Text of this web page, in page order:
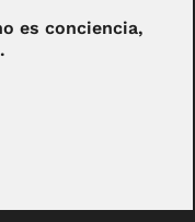
es conciencia,